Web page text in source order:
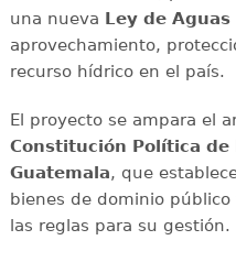
una nueva Ley de Aguas
aprovechamiento,
recurso hídrico en el país.
El proyecto se ampara el
Constitución Política de
Guatemala, que
bienes de dominio
las reglas para su gestión.